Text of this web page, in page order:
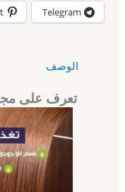
Telegram
الوصف
تعرف على